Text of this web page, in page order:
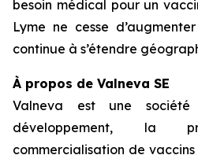
besoin médical pour un
Lyme ne cesse
continue à s’étendre
À propos de Valneva SE
Valneva est une
développement, la
commercialisation de